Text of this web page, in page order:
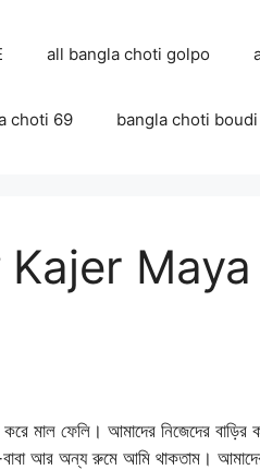
all bangla choti golpo
choti 69 bangla choti boudi
Kajer
মাল ফেলি। আমাদের নিজেদের
আর অন্য রুমে আমি থাকতাম।